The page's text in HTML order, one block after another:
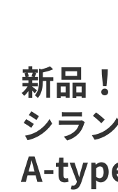
新品
シラ
A-